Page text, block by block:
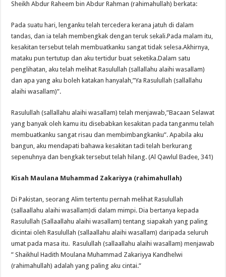
Sheikh Abdur Raheem bin Abdur Rahman (rahimahullah) berkata:
Pada suatu hari, lenganku telah tercedera kerana jatuh di dalam
tandas, dan ia telah membengkak dengan teruk sekali.Pada malam itu,
kesakitan tersebut telah membuatkanku sangat tidak selesa.Akhirnya,
mataku pun tertutup dan aku tertidur buat seketika.Dalam satu
penglihatan, aku telah melihat Rasulullah (sallallahu alaihi wasallam)
dan apa yang aku boleh katakan hanyalah,”Ya Rasulullah (sallallahu
alaihi wasallam)”.
Rasulullah (sallallahu alaihi wasallam) telah menjawab,”Bacaan Selawat
yang banyak oleh kamu itu disebabkan kesakitan pada tanganmu telah
membuatkanku sangat risau dan membimbangkanku”. Apabila aku
bangun, aku mendapati bahawa kesakitan tadi telah berkurang
sepenuhnya dan bengkak tersebut telah hilang. (Al Qawlul Badee, 341)
Kisah Maulana Muhammad Zakariyya (rahimahullah)
Di Pakistan, seorang Alim tertentu pernah melihat Rasulullah
(sallaallahu alaihi wasallam)di dalam mimpi. Dia bertanya kepada
Rasulullah (Sallaallahu alaihi wasallam) tentang siapakah yang paling
dicintai oleh Rasulullah (sallaallahu alaihi wasallam) daripada seluruh
umat pada masa itu. Rasulullah (sallaallahu alaihi wasallam) menjawab
” Shaikhul Hadith Moulana Muhammad Zakariyya Kandhelwi
(rahimahullah) adalah yang paling aku cintai.”